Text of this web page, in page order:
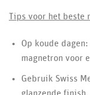
Tips voor het beste
Op koude
magnetron voor
Gebruik Swiss